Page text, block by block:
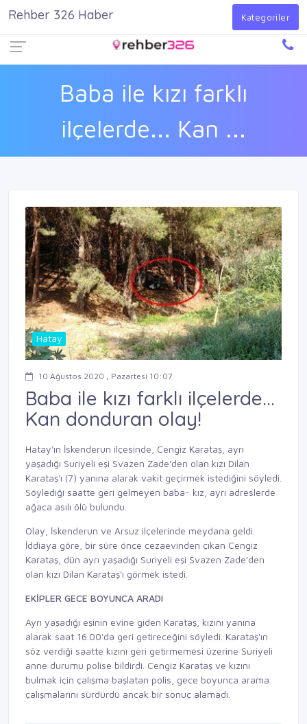
Giriş Yap
Baba ile kızı farklı
ilçelerde... Kan ...
Rehber 326 Haber Kategoriler
Hatay
10 Ağustos 2020 , Pazartesi 10:07
Baba ile kızı farklı ilçelerde...
Kan donduran olay!
Hatay'ın İskenderun ilçesinde, Cengiz Karataş, ayrı
yaşadığı Suriyeli eşi Svazen Zade'den olan kızı Dilan
Karataş'ı (7) yanına alarak vakit geçirmek istediğini söyledi.
Söylediği saatte geri gelmeyen baba- kız, ayrı adreslerde
ağaca asılı ölü bulundu.
Olay, İskenderun ve Arsuz ilçelerinde meydana geldi.
İddiaya göre, bir süre önce cezaevinden çıkan Cengiz
Karataş, dün ayrı yaşadığı Suriyeli eşi Svazen Zade'den
olan kızı Dilan Karataş'ı görmek istedi.
EKİPLER GECE BOYUNCA ARADI
Ayrı yaşadığı eşinin evine giden Karataş, kızını yanına
alarak saat 16.00'da geri getireceğini söyledi. Karataş'ın
söz verdiği saatte kızını geri getirmemesi üzerine Suriyeli
anne durumu polise bildirdi. Cengiz Karataş ve kızını
bulmak için çalışma başlatan polis, gece boyunca arama
çalışmalarını sürdürdü ancak bir sonuç alamadı.